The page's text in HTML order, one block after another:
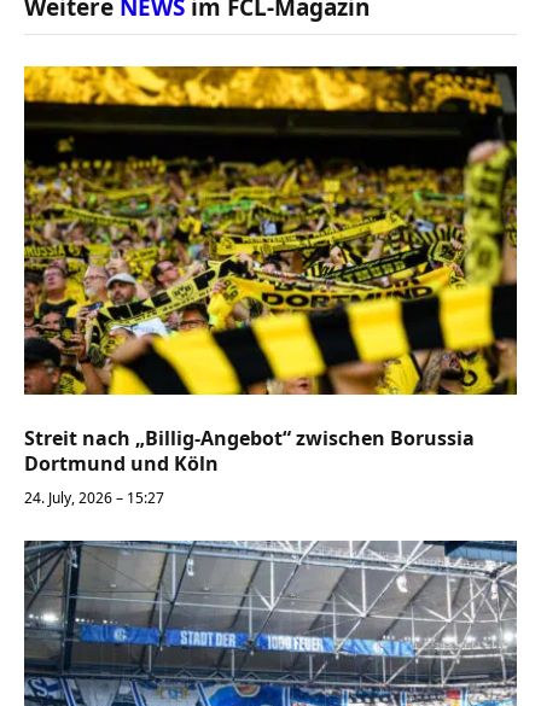
Weitere NEWS im FCL-Magazin
Streit nach „Billig-Angebot“ zwischen Borussia
Dortmund und Köln
24. July, 2026 – 15:27